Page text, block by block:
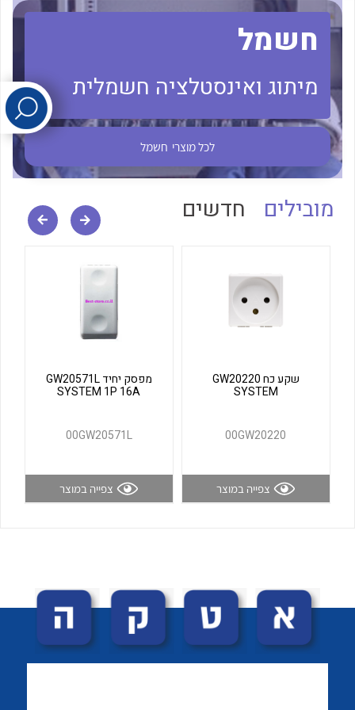
לכל מוצרי היצרן
לכל מוצרי היצרן
חשמל
מיתוג ואינסטלציה חשמלית
לכל מוצרי חשמל
מובילים חדשים
שקע כח GW20220
SYSTEM
00GW20220
צפייה במוצר
מפסק יחיד GW20571L
SYSTEM 1P 16A
00GW20571L
צפייה במוצר